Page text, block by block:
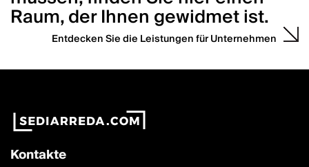
Raum, der Ihnen gewidmet ist.
Entdecken Sie die Leistungen für Unternehmen
Kontakte